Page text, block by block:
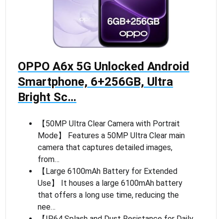
OPPO A6x 5G Unlocked Android
Smartphone, 6+256GB, Ultra
Bright Sc…
【50MP Ultra Clear Camera with Portrait
Mode】 Features a 50MP Ultra Clear main
camera that captures detailed images,
from…
【Large 6100mAh Battery for Extended
Use】 It houses a large 6100mAh battery
that offers a long use time, reducing the
nee…